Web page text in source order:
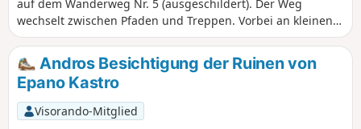
auf dem Wanderweg Nr. 5 (ausgeschildert). Der Weg
wechselt zwischen Pfaden und Treppen. Vorbei an kleinen,
typischen Bergdörfern (daher die Treppen) und durch die
grüne Landschaft der Insel.
Andros Besichtigung der Ruinen von
Epano Kastro
Visorando-Mitglied